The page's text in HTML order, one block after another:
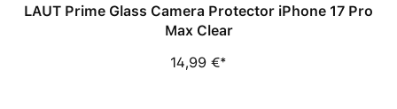
LAUT Prime Glass Camera Protector iPhone 17 Pro
Max Clear
14,99 €*